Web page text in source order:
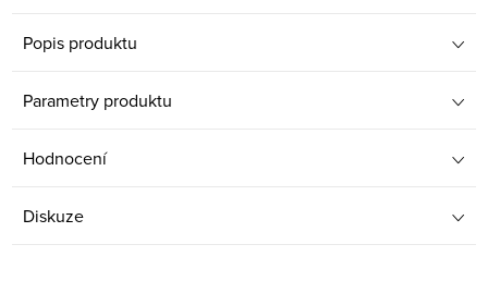
Popis produktu
Parametry produktu
Hodnocení
Diskuze